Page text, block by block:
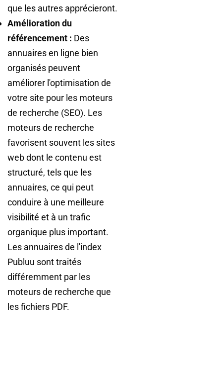
que les autres apprécieront.
Amélioration du
référencement : Des
annuaires en ligne bien
organisés peuvent
améliorer l'optimisation de
votre site pour les moteurs
de recherche (SEO). Les
moteurs de recherche
favorisent souvent les sites
web dont le contenu est
structuré, tels que les
annuaires, ce qui peut
conduire à une meilleure
visibilité et à un trafic
organique plus important.
Les annuaires de l'index
Publuu sont traités
différemment par les
moteurs de recherche que
les fichiers PDF.